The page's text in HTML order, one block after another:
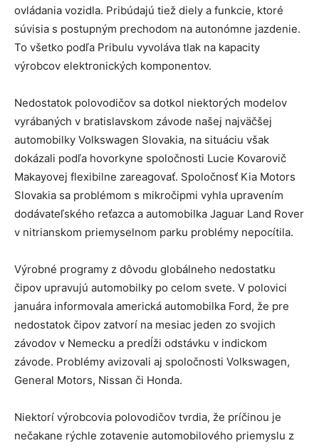
ovládania vozidla. Pribúdajú tiež diely a funkcie, ktoré
súvisia s postupným prechodom na autonómne jazdenie.
To všetko podľa Pribulu vyvoláva tlak na kapacity
výrobcov elektronických komponentov.
Nedostatok polovodičov sa dotkol niektorých modelov
vyrábaných v bratislavskom závode našej najväčšej
automobilky Volkswagen Slovakia, na situáciu však
dokázali podľa hovorkyne spoločnosti Lucie Kovarovič
Makayovej flexibilne zareagovať. Spoločnosť Kia Motors
Slovakia sa problémom s mikročipmi vyhla upravením
dodávateľského reťazca a automobilka Jaguar Land Rover
v nitrianskom priemyselnom parku problémy nepocítila.
Výrobné programy z dôvodu globálneho nedostatku
čipov upravujú automobilky po celom svete. V polovici
januára informovala americká automobilka Ford, že pre
nedostatok čipov zatvorí na mesiac jeden zo svojich
závodov v Nemecku a predĺži odstávku v indickom
závode. Problémy avizovali aj spoločnosti Volkswagen,
General Motors, Nissan či Honda.
Niektorí výrobcovia polovodičov tvrdia, že príčinou je
nečakane rýchle zotavenie automobilového priemyslu z